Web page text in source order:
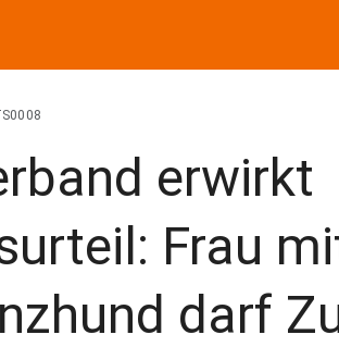
erwirkt
Frau
darf